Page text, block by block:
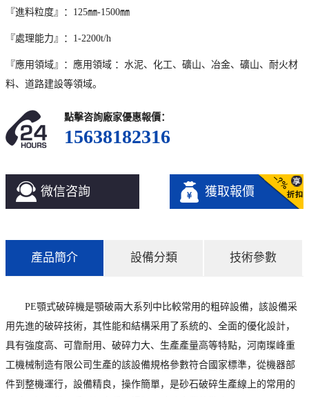
『進料粒度』：125㎜-1500㎜
『處理能力』：1-2200t/h
『應用領域』：應用領域 ：水泥、化工、礦山、冶金、礦山、耐火材
料、道路建設等領域。
點擊咨詢廠家優惠報價：
15638182316
微信咨詢 獲取報價
產品簡介 設備分類 技術參數
PE顎式破碎機是顎破兩大系列中比較常用的粗碎設備，該設備采
用先進的破碎技術，其性能和結構采用了系統的、全面的優化設計，
具有強度高、可靠耐用、破碎力大、生產產量高等特點，河南璨峰重
工機械制造有限公司生產的該設備規格參數符合國家標準，從機器部
件到整機運行，設備精良，操作簡單，是砂石破碎生產線上的常用的